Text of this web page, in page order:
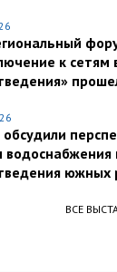
к сетям
водоснабжения
южных
ВСЕ